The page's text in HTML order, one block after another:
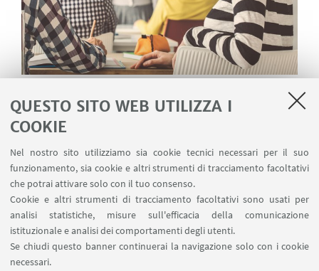
QUESTO SITO WEB UTILIZZA I
COOKIE
Nel nostro sito utilizziamo sia cookie tecnici necessari per il suo
funzionamento, sia cookie e altri strumenti di tracciamento facoltativi
che potrai attivare solo con il tuo consenso.
Cookie e altri strumenti di tracciamento facoltativi sono usati per
analisi statistiche, misure sull'efficacia della comunicazione
istituzionale e analisi dei comportamenti degli utenti.
Se chiudi questo banner continuerai la navigazione solo con i cookie
necessari.
Insieme, nel passaggio dalla Scuola
all'Università
Accompagnare chi sta frequentando la scuola ad
essere consapevole che l'università promuove il
potenziale di ogni persona e contribuire alla scelta
più in linea con il proprio essere: è alle scuole
superiori che lo slancio a proseguire gli studi può
partire o spegnersi.